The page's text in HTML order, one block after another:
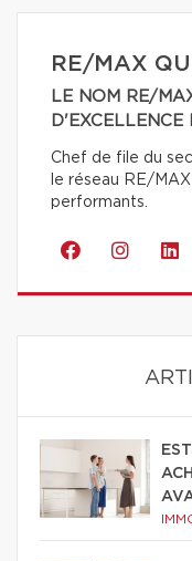
RE/MAX
LE NOM RE/
D'EXCELLENCE
Chef de file du
le réseau RE/
performants.